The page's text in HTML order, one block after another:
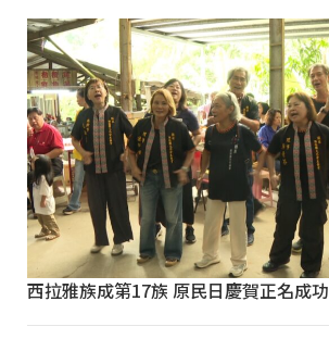
西拉雅族成第17族 原民日慶賀正名成功